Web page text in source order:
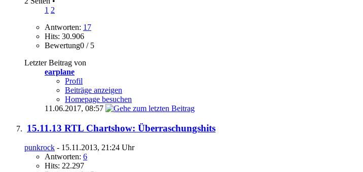
1 2
Antworten: 17
Hits: 30.906
Bewertung0 / 5
Letzter Beitrag von
earplane
Profil
Beiträge anzeigen
Homepage besuchen
11.06.2017, 08:57
15.11.13 RTL Chartshow: Überraschungshits
punkrock - 15.11.2013, 21:24 Uhr
Antworten: 6
Hits: 22.297